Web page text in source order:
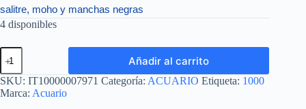
salitre, moho y manchas negras
4 disponibles
ACUAWALL
COLOR
FACHADA
RITZ
cantidad
Añadir al carrito
SKU: IT10000007971 Categoría: ACUARIO Etiqueta: 1000
Marca: Acuario